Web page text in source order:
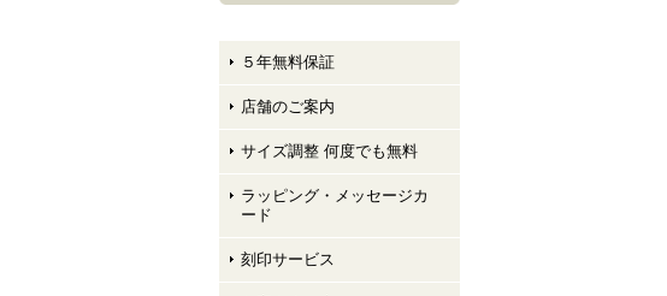
５年無料保証
店舗のご案内
サイズ調整 何度でも無料
ラッピング・メッセージカ
ード
刻印サービス